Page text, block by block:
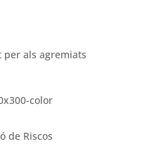
als agremiats
de Riscos